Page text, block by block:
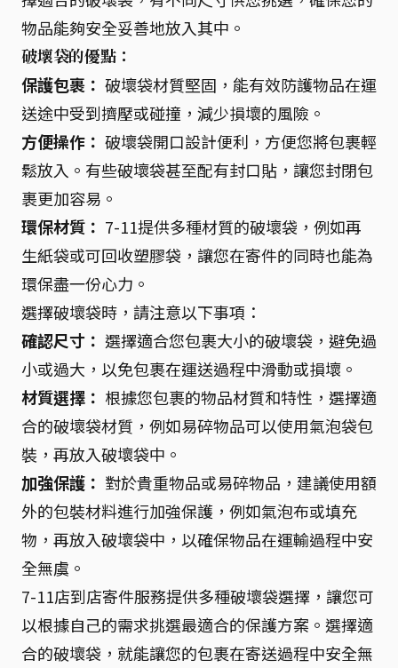
物品能夠安全妥善地放入其中。
破壞袋的優點：
保護包裹： 破壞袋材質堅固，能有效防護物品在運
送途中受到擠壓或碰撞，減少損壞的風險。
方便操作： 破壞袋開口設計便利，方便您將包裹輕
鬆放入。有些破壞袋甚至配有封口貼，讓您封閉包
裹更加容易。
環保材質： 7-11提供多種材質的破壞袋，例如再
生紙袋或可回收塑膠袋，讓您在寄件的同時也能為
環保盡一份心力。
選擇破壞袋時，請注意以下事項：
確認尺寸： 選擇適合您包裹大小的破壞袋，避免過
小或過大，以免包裹在運送過程中滑動或損壞。
材質選擇： 根據您包裹的物品材質和特性，選擇適
合的破壞袋材質，例如易碎物品可以使用氣泡袋包
裝，再放入破壞袋中。
加強保護： 對於貴重物品或易碎物品，建議使用額
外的包裝材料進行加強保護，例如氣泡布或填充
物，再放入破壞袋中，以確保物品在運輸過程中安
全無虞。
7-11店到店寄件服務提供多種破壞袋選擇，讓您可
以根據自己的需求挑選最適合的保護方案。選擇適
合的破壞袋，就能讓您的包裹在寄送過程中安全無